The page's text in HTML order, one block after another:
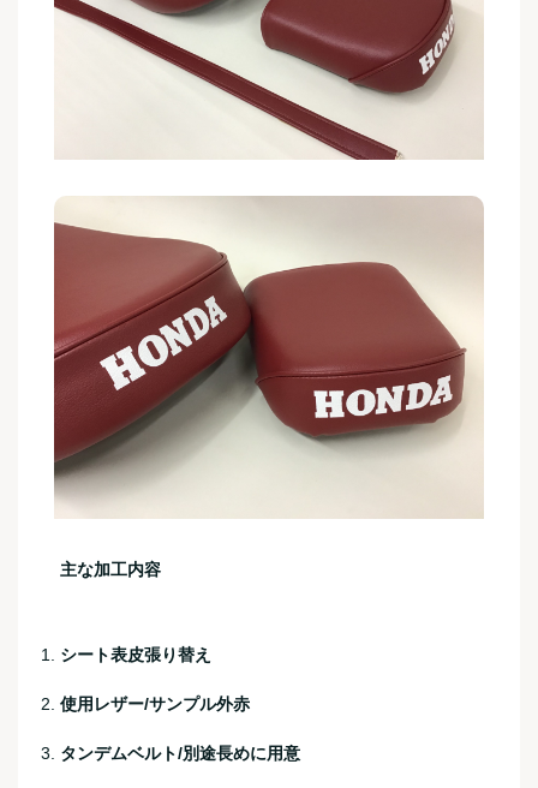
主な加工内容
シート表皮張り替え
使用レザー/サンプル外赤
タンデムベルト/別途長めに用意